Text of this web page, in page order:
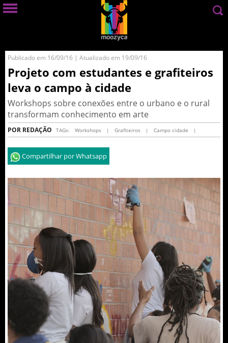
Publicado em 16/09/16 | Atualizado em 19/09/16
Projeto com estudantes e grafiteiros
leva o campo à cidade
Workshops sobre conexões entre o urbano e o rural
transformam conhecimento em arte
POR REDAÇÃO TAGs: Workshops | Grafiteiros | Campo cidade |
Compartilhar por Whatsapp